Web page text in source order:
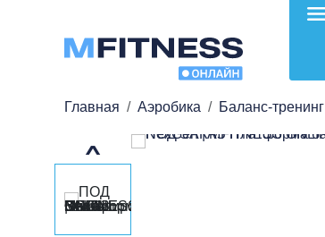
Главная Аэробика Баланс-тренинг